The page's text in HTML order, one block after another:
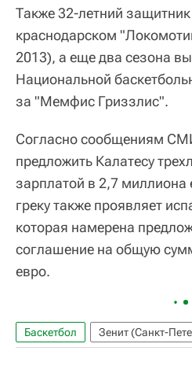
Также 32-летний
краснодарском
2013), а еще два сезона
Национальной
за "Мемфис Гриззлис".
Согласно сообщениям
предложить Калатесу
зарплатой в 2,7 миллиона
греку также проявляет
которая намерена
соглашение на общую
евро.
Баскетбол Зенит (Санкт-